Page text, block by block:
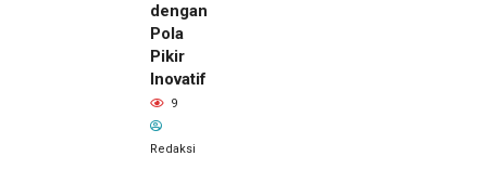
dengan
Pola
Pikir
Inovatif
9
Redaksi
Pemilik
Royal
Phone